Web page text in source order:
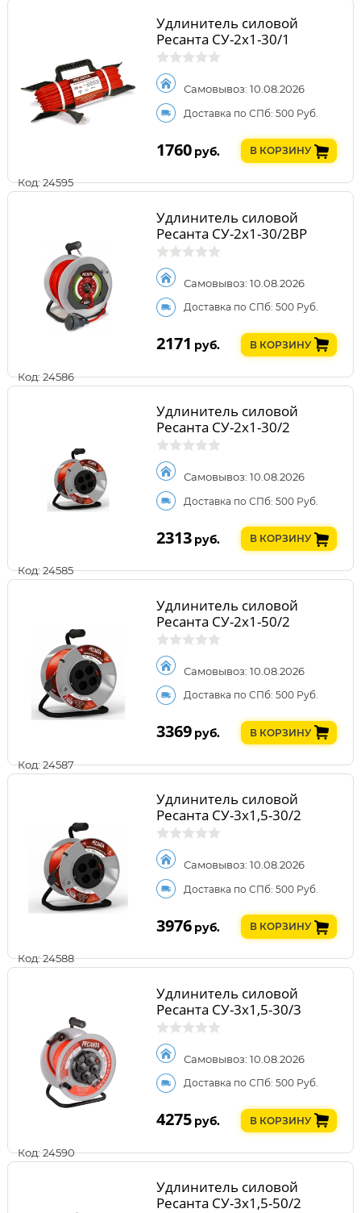
Код: 24595
Удлинитель силовой
Ресанта СУ-2х1-30/1
Самовывоз: 10.08.2026
Доставка по СПб: 500 Руб.
1760 руб. В КОРЗИНУ
Код: 24586
Удлинитель силовой
Ресанта СУ-2х1-30/2ВР
Самовывоз: 10.08.2026
Доставка по СПб: 500 Руб.
2171 руб. В КОРЗИНУ
Код: 24585
Удлинитель силовой
Ресанта СУ-2х1-30/2
Самовывоз: 10.08.2026
Доставка по СПб: 500 Руб.
2313 руб. В КОРЗИНУ
Код: 24587
Удлинитель силовой
Ресанта СУ-2х1-50/2
Самовывоз: 10.08.2026
Доставка по СПб: 500 Руб.
3369 руб. В КОРЗИНУ
Код: 24588
Удлинитель силовой
Ресанта СУ-3х1,5-30/2
Самовывоз: 10.08.2026
Доставка по СПб: 500 Руб.
3976 руб. В КОРЗИНУ
Код: 24590
Удлинитель силовой
Ресанта СУ-3х1,5-30/3
Самовывоз: 10.08.2026
Доставка по СПб: 500 Руб.
4275 руб. В КОРЗИНУ
Удлинитель силовой
Ресанта СУ-3х1,5-50/2